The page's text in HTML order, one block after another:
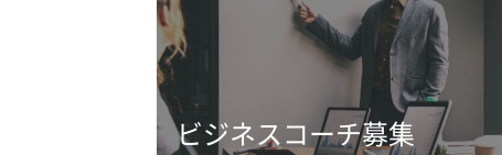
ビジネスコーチ募集